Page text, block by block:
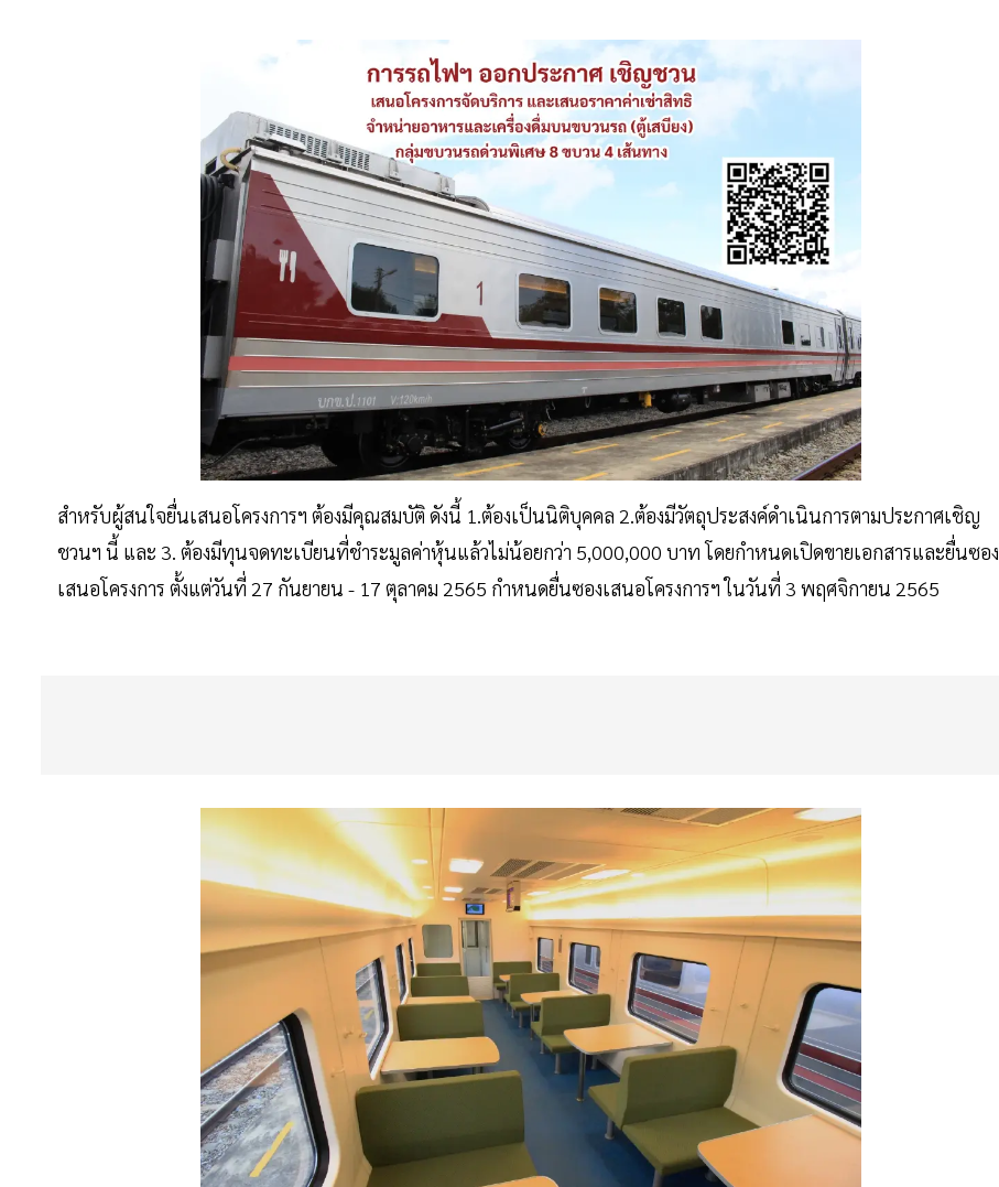
สำหรับผู้สนใจยื่นเสนอโครงการฯ ต้องมีคุณสมบัติ ดังนี้ 1.ต้องเป็นนิติบุคคล 2.ต้องมีวัตถุประสงค์ดำเนินการตามประกาศเชิญ
ชวนฯ นี้ และ 3. ต้องมีทุนจดทะเบียนที่ชำระมูลค่าหุ้นแล้วไม่น้อยกว่า 5,000,000 บาท โดยกำหนดเปิดขายเอกสารและยื่นซอง
เสนอโครงการ ตั้งแต่วันที่ 27 กันยายน - 17 ตุลาคม 2565 กำหนดยื่นซองเสนอโครงการฯ ในวันที่ 3 พฤศจิกายน 2565